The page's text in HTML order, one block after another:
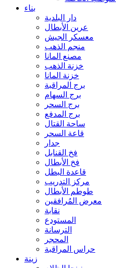
بناء
دار البلدية
عرين الأبطال
معسكر الجيش
منجم الذهب
مصنع المانا
خزنة الذهب
خزنة المانا
برج المراقبة
برج السهام
برج السحر
برج المدفع
ساحة القتال
قاعة السحر
جدار
فخ القنابل
فخ الأبطال
قاعدة البطل
مركز التدريب
طوطم الأبطال
معرض المُرافقين
نقابة
المستودع
الترسانة
المحجر
حراس المراقبة
زينة